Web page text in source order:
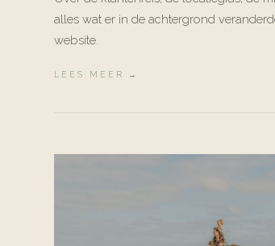
alles wat er in de achtergrond
website.
LEES MEER →